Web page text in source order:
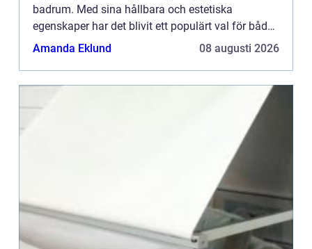
badrum. Med sina hållbara och estetiska
egenskaper har det blivit ett populärt val för både
privatpersoner och företa...
Amanda Eklund 08 augusti 2026